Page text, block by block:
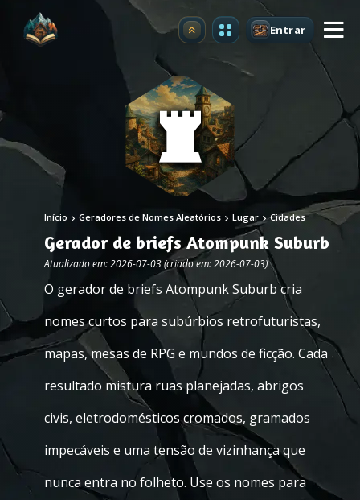
Atualizar Entrar
Início Geradores de Nomes Aleatórios Lugar Cidades
Gerador de briefs Atompunk Suburb
Atualizado em: 2026-07-03 (criado em: 2026-07-03)
O gerador de briefs Atompunk Suburb cria
nomes curtos para subúrbios retrofuturistas,
mapas, mesas de RPG e mundos de ficção. Cada
resultado mistura ruas planejadas, abrigos
civis, eletrodomésticos cromados, gramados
impecáveis e uma tensão de vizinhança que
nunca entra no folheto. Use os nomes para